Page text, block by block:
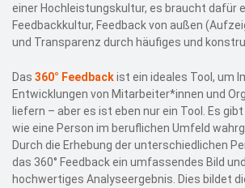
einer Hochleistungskultur, es braucht dafür
Feedbackkultur, Feedback von außen
und Transparenz durch häufiges und
Das 360° Feedbackist ein ideales Tool, um
Entwicklungen von Mitarbeiter*innen und
liefern – aber es ist eben nur ein Tool. Es
wie eine Person im beruflichen Umfeld
Durch die Erhebung der unterschiedlichen
das 360° Feedback ein umfassendes Bild
hochwertiges Analyseergebnis. Dies bildet